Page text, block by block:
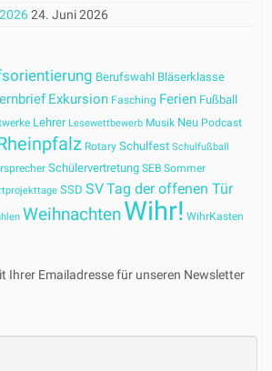
24. Juni 2026
Berufswahl Bläserklasse
Exkursion Fasching Ferien Fußball
Lehrer Lesewettbewerb Musik Neu Podcast
Rotary Schulfest Schulfußball
Schülervertretung SEB Sommer
SSD SVTag der offenen Tür
WeihnachtenWihr! WihrKasten
Ihrer Emailadresse für unseren Newsletter